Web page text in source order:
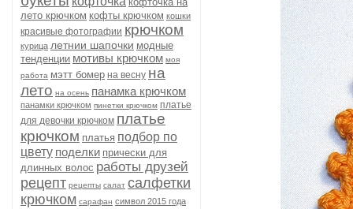
лето крючком кофты крючком кошки
красивые фотографии крючком
курица летнии шапочки модные
тенденции мотивы крючком моя
работа мэтт бомер на весну на
лето на осень панамка крючком
панамки крючком пинетки крючком платье
для девочки крючком платье
крючком платья подбор по
цвету поделки прически для
длинных волос работы друзей
рецепт рецепты салат салфетки
крючком сарафан символ 2015 года